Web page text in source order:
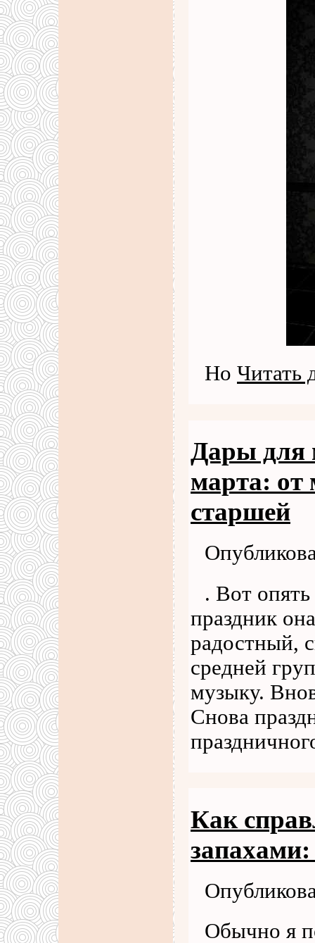
Но Читать
Дары для
марта:
старшей
. Вот
праздник
радостный,
средней
музыку.
Снова
Как
запахами:
Обычно я